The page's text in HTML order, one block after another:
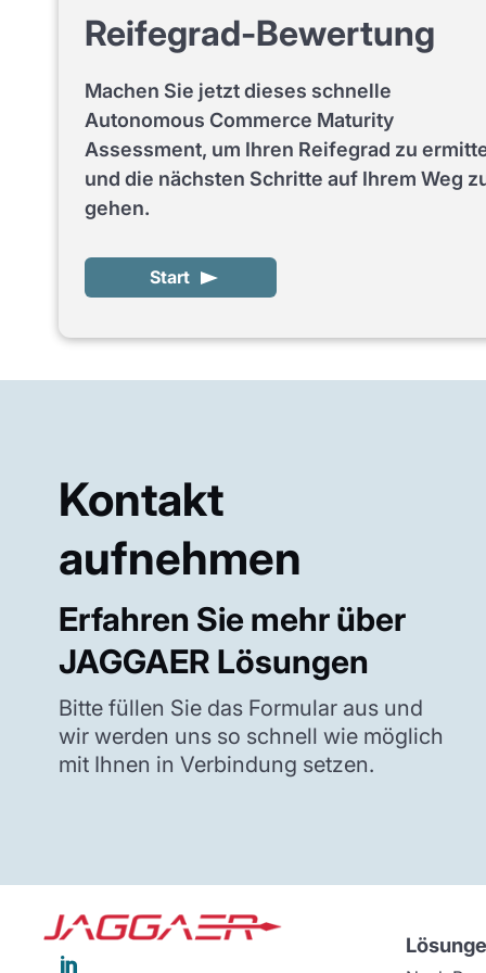
Reifegrad-Bewertung
Machen Sie jetzt dieses schnelle
Autonomous Commerce Maturity
Assessment, um Ihren Reifegrad zu
und die nächsten Schritte auf Ihrem Weg
gehen.
Start
Kontakt
aufnehmen
Erfahren Sie mehr über
JAGGAER Lösungen
Bitte füllen Sie das Formular aus und
wir werden uns so schnell wie möglich
mit Ihnen in Verbindung setzen.
